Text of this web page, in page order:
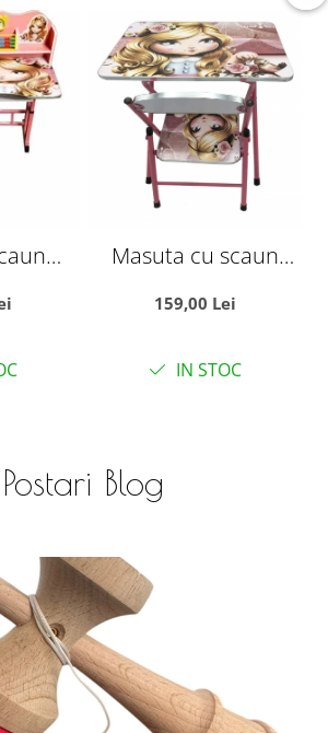
W1
Masuta cu scaun
cadru metalic si lemn,
159,00 Lei
IN STOC
Postari Blog